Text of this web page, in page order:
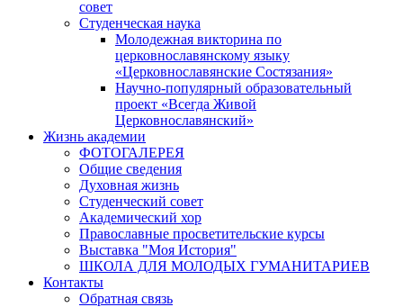
совет
Студенческая наука
Молодежная викторина по
церковнославянскому языку
«Церковнославянские Состязания»
Научно-популярный образовательный
проект «Всегда Живой
Церковнославянский»
Жизнь академии
ФОТОГАЛЕРЕЯ
Общие сведения
Духовная жизнь
Студенческий совет
Академический хор
Православные просветительские курсы
Выставка "Моя История"
ШКОЛА ДЛЯ МОЛОДЫХ ГУМАНИТАРИЕВ
Контакты
Обратная связь